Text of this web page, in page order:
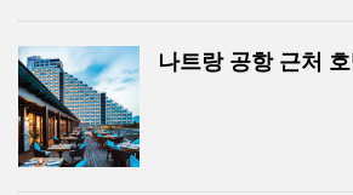
나트랑 공항 근처